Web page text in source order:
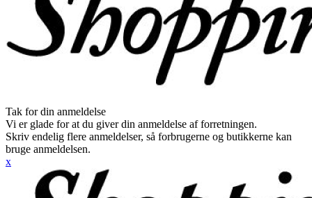
Tak for din anmeldelse
Vi er glade for at du giver din anmeldelse af forretningen.
Skriv endelig flere anmeldelser, så forbrugerne og butikkerne kan
bruge anmeldelsen.
x